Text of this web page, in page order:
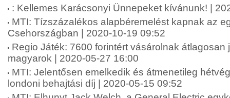
: Kellemes Karácsonyi Ünnepeket kívánunk! |
MTI: Tízszázalékos alapbéremelést kapnak az
Csehországban | 2020-10-19 09:52
Regio Játék: 7600 forintért vásárolnak átlagosan
magyarok | 2020-05-27 16:00
MTI: Jelentősen emelkedik és átmenetileg
londoni behajtási díj | 2020-05-15 09:52